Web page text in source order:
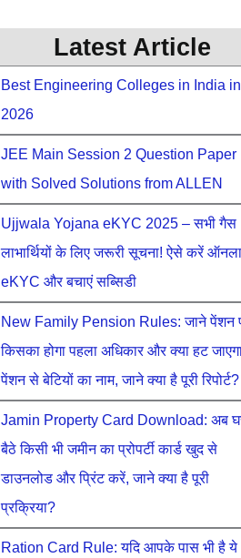
Latest Article
Best Engineering Colleges in India in
2026
JEE Main Session 2 Question Paper
with Solved Solutions from ALLEN
Ujjwala Yojana eKYC 2025 – सभी गैस
लाभार्थियों के लिए जरूरी सूचना! ऐसे करें
eKYC और बचाएं सब्सिडी
New Family Pension Rules: जाने पेंशन
किसका होगा पहला अधिकार और क्या हट
पेंशन से बेटियों का नाम, जाने क्या है पूरी रिपोर्ट?
Jamin Property Card Download: अब
बैठे किसी भी जमीन का प्रोपर्टी कार्ड खुद से
डाउनलोड और प्रिंट करें, जाने क्या है पूरी
प्रक्रिया?
Ration Card Rule: यदि आपके पास भी है ये